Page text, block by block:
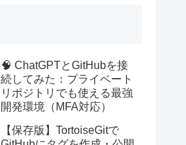
🧠 ChatGPTとGitHubを接
続してみた：プライベート
リポジトリでも使える最強
開発環境（MFA対応）
【保存版】TortoiseGitで